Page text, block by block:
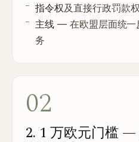
指令权及直接行政罚款权
主线— 在欧盟层面统一
务
02
2. 1 万欧元门槛